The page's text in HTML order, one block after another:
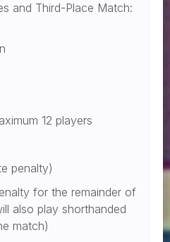
and Third-Place Match:
12 players
penalty)
for the remainder of
also play shorthanded
match)